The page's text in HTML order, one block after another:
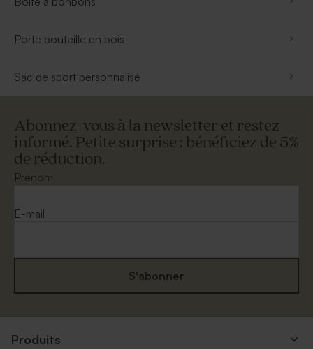
Porte bouteille en bois
Sac de sport personnalisé
Abonnez-vous à la newsletter et restez
informé. Petite surprise : bénéficiez de 5%
de réduction.
Prénom
E-mail
S'abonner
Produits